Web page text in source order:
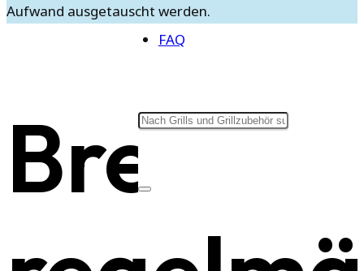
FAQ
Aufwand ausgetauscht werden.
Brenner